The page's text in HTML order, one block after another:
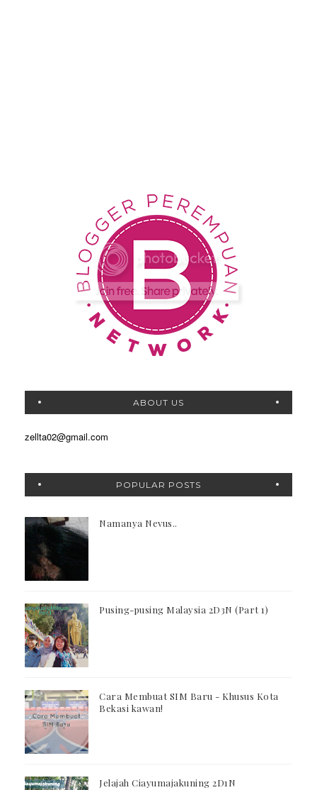
ABOUT US
zellta02@gmail.com
POPULAR POSTS
Namanya Nevus..
Pusing-pusing Malaysia 2D3N (Part 1)
Cara Membuat SIM Baru - Khusus Kota
Bekasi kawan!
Jelajah Ciayumajakuning 2D1N